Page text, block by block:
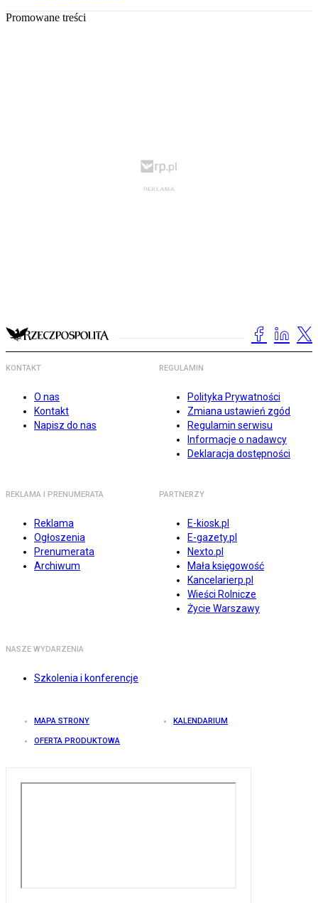
Promowane treści
KONTAKT
O nas
Kontakt
Napisz do nas
REGULAMIN
Polityka Prywatności
Zmiana ustawień zgód
Regulamin serwisu
Informacje o nadawcy
Deklaracja dostępności
REKLAMA I PRENUMERATA
Reklama
Ogłoszenia
Prenumerata
Archiwum
PARTNERZY
E-kiosk.pl
E-gazety.pl
Nexto.pl
Mała księgowość
Kancelarierp.pl
Wieści Rolnicze
Życie Warszawy
NASZE WYDARZENIA
Szkolenia i konferencje
MAPA STRONY KALENDARIUM
OFERTA PRODUKTOWA